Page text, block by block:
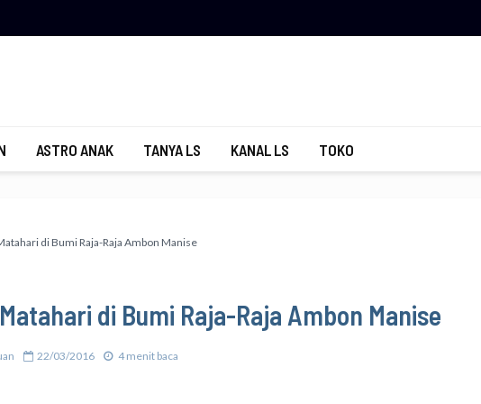
ASTRO ANAK TANYA LS KANAL LS TOKO
di Bumi Raja-Raja Ambon Manise
di Bumi Raja-Raja Ambon Manise
22/03/2016 4 menit baca